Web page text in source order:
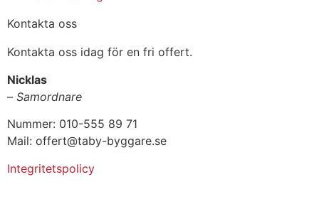
Kontakta oss
Kontakta oss idag för en fri offert.
Nicklas
– Samordnare
Nummer: 010-555 89 71
Mail: offert@taby-byggare.se
Integritetspolicy